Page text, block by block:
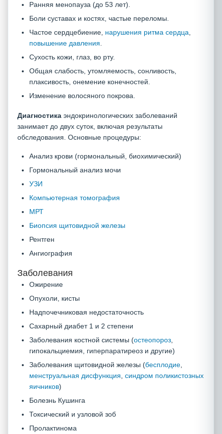
Ранняя менопауза (до 53 лет).
Боли суставах и костях, частые переломы.
Частое сердцебиение, нарушения ритма сердца
повышение давления
Сухость кожи, глаз, во рту.
Общая слабость, утомляемость, сонливость,
плаксивость, онемение конечностей.
Изменение волосяного покрова.
Диагностика эндокринологических заболеваний
занимает до двух суток, включая результаты
обследования. Основные процедуры:
Анализ крови (гормональный, биохимический)
Гормональный анализ мочи
УЗИ
Компьютерная томография
МРТ
Биопсия щитовидной железы
Рентген
Ангиография
Заболевания
Ожирение
Опухоли, кисты
Надпочечниковая недостаточность
Сахарный диабет 1 и 2 степени
Заболевания костной системы (остеопороз
гипокальциемия, гиперпаратиреоз и другие)
Заболевания щитовидной железы (бесплодие
менструальная дисфункция синдром поликистозных
яичников)
Болезнь Кушинга
Токсический и узловой зоб
Пролактинома